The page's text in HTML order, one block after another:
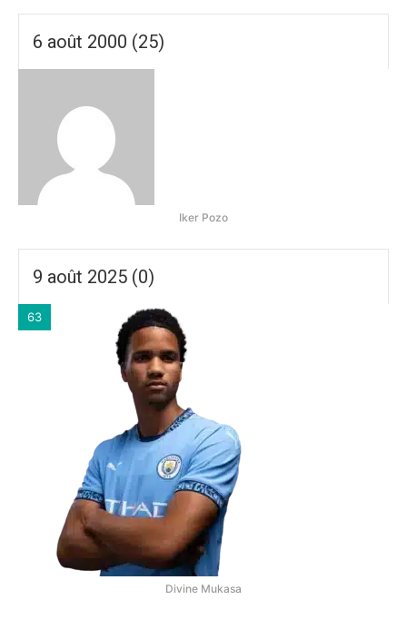
6 août 2000 (25)
Iker Pozo
9 août 2025 (0)
63
Divine Mukasa